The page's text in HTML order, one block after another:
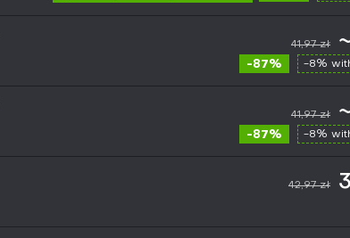
41,97 zł
-87% -8%
41,97 zł
-87% -8%
42,97 zł